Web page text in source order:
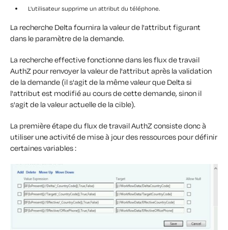
L'utilisateur supprime un attribut du téléphone.
La recherche Delta fournira la valeur de l'attribut figurant
dans le paramètre de la demande.
La rechercheeffectivefonctionne dans les flux de travail
AuthZ pour renvoyer la valeur de l'attribut après la validation
de la demande (il s'agit de la même valeur que Delta si
l'attribut est modifié au cours de cette demande, sinon il
s'agit de la valeur actuelle de la cible).
La première étape du flux de travail AuthZ consiste donc à
utiliser une activité de mise à jour des ressources pour définir
certaines variables :